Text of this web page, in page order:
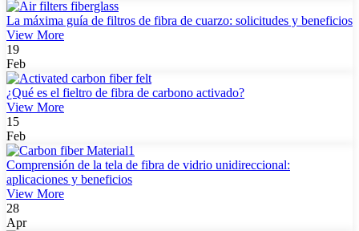
La máxima guía de filtros de fibra de cuarzo: solicitudes y beneficios
View More
19
Feb
¿Qué es el fieltro de fibra de carbono activado?
View More
15
Feb
Comprensión de la tela de fibra de vidrio unidireccional:
aplicaciones y beneficios
View More
28
Apr